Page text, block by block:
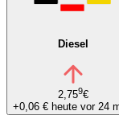
Diesel
2,759€
+0,06 € heute vor 24